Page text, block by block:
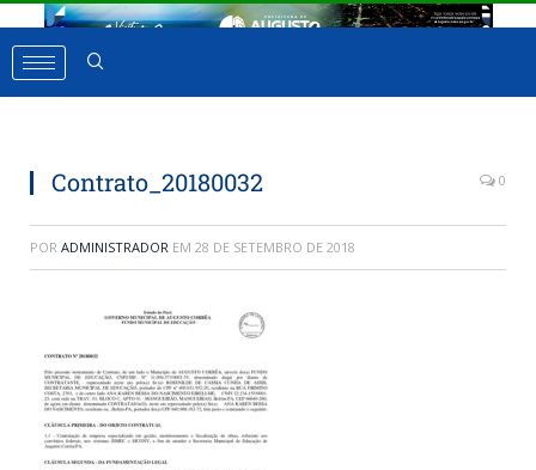
Contrato_20180032 0
POR ADMINISTRADOR EM 28 DE SETEMBRO DE 2018